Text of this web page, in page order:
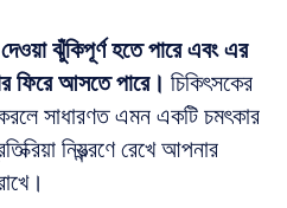
ঝুঁকিপূর্ণ হতে পারে এবং এর
ফিরে আসতে পারে। চিকিৎসকের
করলে সাধারণত এমন একটি চমৎকার
নিয়ন্ত্রণে রেখে আপনার